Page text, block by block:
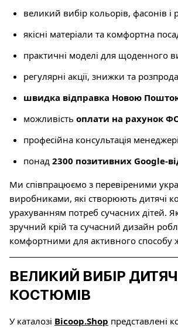
великий вибір кольорів, фасонів і
якісні матеріали та комфортна
практичні моделі для щоденного
регулярні акції, знижки та
швидка відправка Новою
можливість оплати на рахунок
професійна консультація
понад 2300 позитивних Google-
Ми співпрацюємо з перевіреними
виробниками, які створюють дитячі
урахуванням потреб сучасних дітей.
зручний крій та сучасний дизайн
комфортними для активного способу
ВЕЛИКИЙ ВИБІР
КОСТЮМІВ
У каталозі Bicoop.Shop представлені